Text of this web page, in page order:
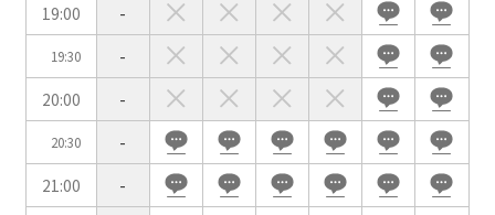
19:00
-
19:30
-
20:00
-
20:30
-
21:00
-
選択している条件を リセットする